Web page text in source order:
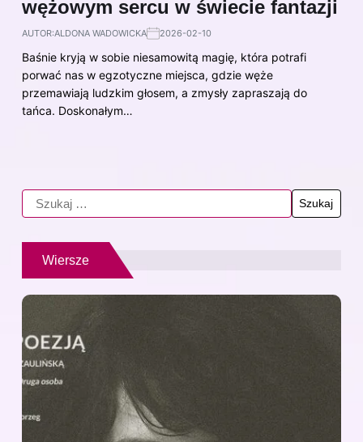
wężowym sercu w świecie fantazji
AUTOR:ALDONA WADOWICKA 2026-02-10
Baśnie kryją w sobie niesamowitą magię, która potrafi
porwać nas w egzotyczne miejsca, gdzie węże
przemawiają ludzkim głosem, a zmysły zapraszają do
tańca. Doskonałym…
Wiersze